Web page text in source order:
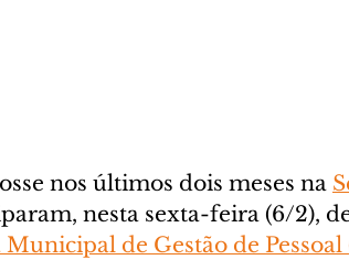
nos últimos dois meses na
nesta sexta-feira (6/2),
Municipal de Gestão de Pessoal